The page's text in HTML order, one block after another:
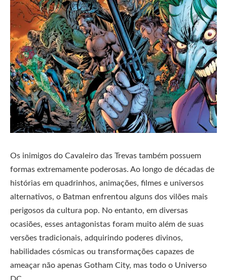
Os inimigos do Cavaleiro das Trevas também possuem
formas extremamente poderosas. Ao longo de décadas de
histórias em quadrinhos, animações, filmes e universos
alternativos, o Batman enfrentou alguns dos vilões mais
perigosos da cultura pop. No entanto, em diversas
ocasiões, esses antagonistas foram muito além de suas
versões tradicionais, adquirindo poderes divinos,
habilidades cósmicas ou transformações capazes de
ameaçar não apenas Gotham City, mas todo o Universo